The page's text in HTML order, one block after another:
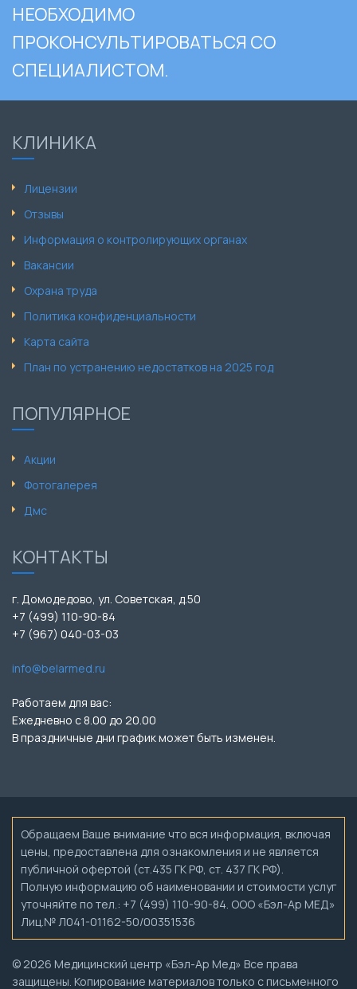
НЕОБХОДИМО
ПРОКОНСУЛЬТИРОВАТЬСЯ СО
СПЕЦИАЛИСТОМ.
КЛИНИКА
Лицензии
Отзывы
Информация о контролирующих органах
Вакансии
Охрана труда
Политика конфиденциальности
Карта сайта
План по устранению недостатков на 2025 год
ПОПУЛЯРНОЕ
Акции
Фотогалерея
Дмс
КОНТАКТЫ
г. Домодедово, ул. Советская, д.50
+7 (499) 110-90-84
+7 (967) 040-03-03
info@belarmed.ru
Работаем для вас:
Ежедневно с 8.00 до 20.00
В праздничные дни график может быть изменен.
Обращаем Ваше внимание что вся информация, включая
цены, предоставлена для ознакомления и не является
публичной офертой (ст.435 ГК РФ, ст. 437 ГК РФ).
Полную информацию об наименовании и стоимости услуг
уточняйте по тел.: +7 (499) 110-90-84. ООО «Бэл-Ар МЕД»
Лиц.№ Л041-01162-50/00351536
© 2026 Медицинский центр «Бэл-Ар Мед» Все права
защищены. Копирование материалов только с письменного